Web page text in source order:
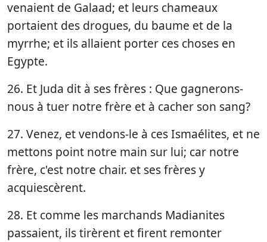
venaient de Galaad; et leurs chameaux
portaient des drogues, du baume et de la
myrrhe; et ils allaient porter ces choses en
Egypte.
26. Et Juda dit à ses frères : Que gagnerons-
nous à tuer notre frère et à cacher son sang?
27. Venez, et vendons-le à ces Ismaélites, et ne
mettons point notre main sur lui; car notre
frère, c'est notre chair. et ses frères y
acquiescèrent.
28. Et comme les marchands Madianites
passaient, ils tirèrent et firent remonter